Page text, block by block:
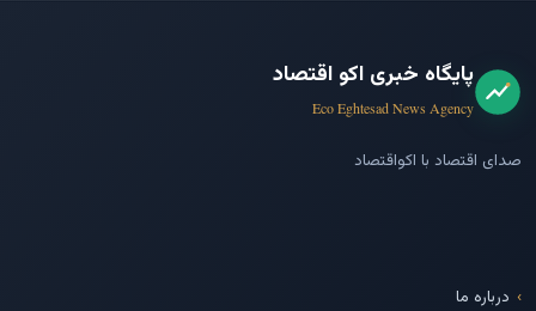
پایگاه خبری اکو اقتصاد
Eco Eghtesad News Agency
صدای اقتصاد با اکواقتصاد
درباره ما